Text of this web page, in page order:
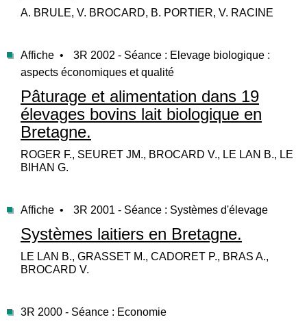
A. BRULE, V. BROCARD, B. PORTIER, V. RACINE
Affiche •
3R 2002 - Séance : Elevage biologique :
aspects économiques et qualité
Pâturage et alimentation dans 19
élevages bovins lait biologique en
Bretagne.
ROGER F., SEURET JM., BROCARD V., LE LAN B., LE
BIHAN G.
Affiche • 3R 2001 - Séance : Systèmes d'élevage
Systèmes laitiers en Bretagne.
LE LAN B., GRASSET M., CADORET P., BRAS A.,
BROCARD V.
3R 2000 - Séance : Economie